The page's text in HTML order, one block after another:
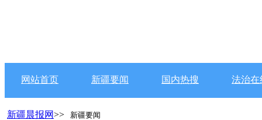
网站首页 新疆要闻 国内热搜 法治在
新疆晨报网>> 新疆要闻